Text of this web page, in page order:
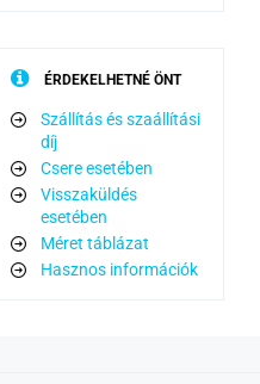
ÉRDEKELHETNÉ ÖNT
Szállítás és szaállítási
díj
Csere esetében
Visszaküldés
esetében
Méret táblázat
Hasznos információk